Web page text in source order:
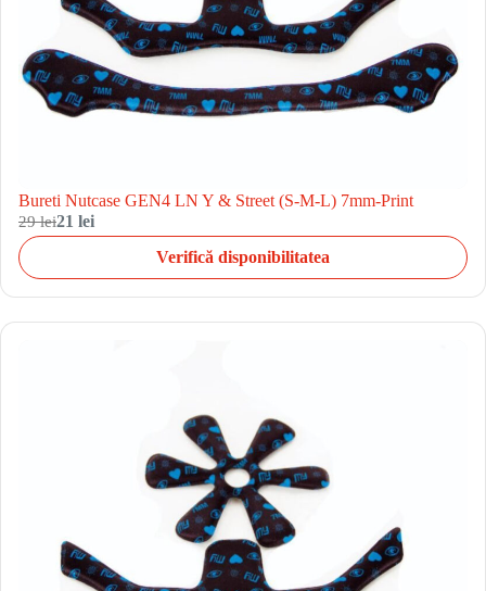
Bureti Nutcase GEN4 LN Y & Street (S-M-L) 7mm-Print
29 lei21 lei
Verifică disponibilitatea